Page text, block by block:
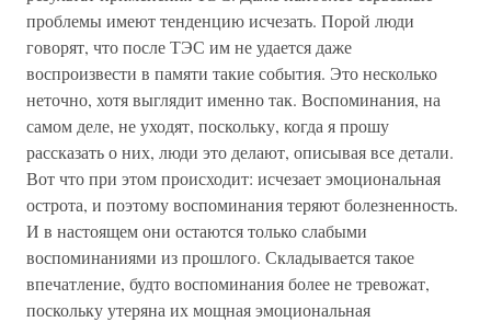
проблемы имеют тенденцию исчезать. Порой люди
говорят, что после ТЭС им не удается даже
воспроизвести в памяти такие события. Это несколько
неточно, хотя выглядит именно так. Воспоминания, на
самом деле, не уходят, поскольку, когда я прошу
рассказать о них, люди это делают, описывая все детали.
Вот что при этом происходит: исчезает эмоциональная
острота, и поэтому воспоминания теряют болезненность.
И в настоящем они остаются только слабыми
воспоминаниями из прошлого. Складывается такое
впечатление, будто воспоминания более не тревожат,
поскольку утеряна их мощная эмоциональная